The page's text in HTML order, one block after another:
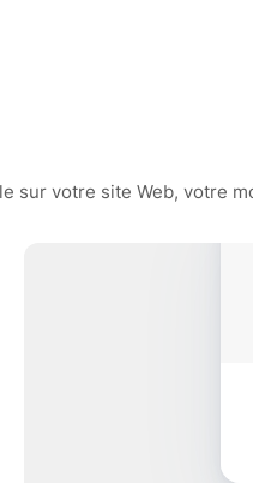
sur votre site Web, votre